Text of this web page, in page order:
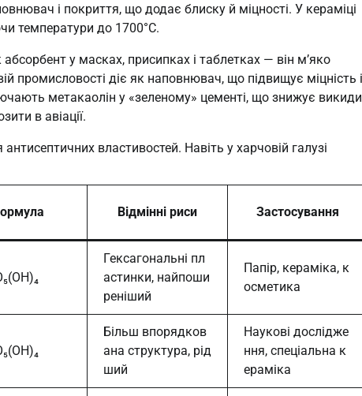
і покриття, що додає блиску й міцності. У кераміці
температури до 1700°C.
у масках, присипках і таблетках — він м’яко
промисловості діє як наповнювач, що підвищує міцність і
метакаолін у «зеленому» цементі, що знижує викиди
в авіації.
властивостей. Навіть у харчовій галузі
Відмінні риси Застосування
Гексагональні пл
астинки, найпоши
реніший
Папір, кераміка, к
осметика
Більш впорядков
ана структура, рід
ший
Наукові дослідже
ння, спеціальна к
ераміка